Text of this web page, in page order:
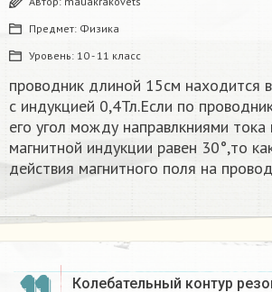
Предмет: Физика
Уровень: 10 - 11 класс
проводник длиной 15см находится
с индукцией 0,4Тл.Если по
его угол можду направлкниями тока
магнитной индукции равен 30°,то
действия магнитного поля на
Колебательный контур